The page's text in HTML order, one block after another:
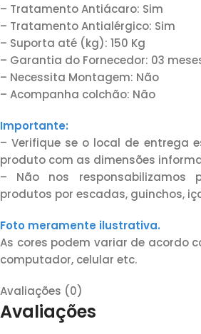
– Tratamento Antiácaro: Sim
– Tratamento Antialérgico: Sim
– Suporta até (kg): 150 Kg
– Garantia do Fornecedor: 03
– Necessita Montagem: Não
– Acompanha colchão: Não
Importante:
– Verifique se o local de entrega
produto com as dimensões
– Não nos responsabilizamos
produtos por escadas, guinchos,
Foto meramente ilustrativa.
As cores podem variar de acordo
computador, celular etc.
Avaliações (0)
Avaliações